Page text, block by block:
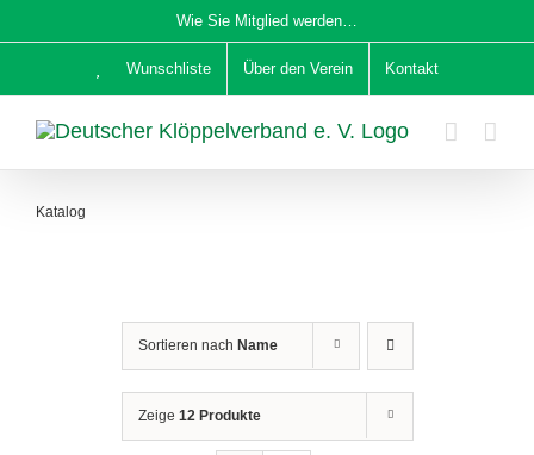
Inhalt
Wie Sie Mitglied werden…
Wunschliste Über den Verein Kontakt
Katalog
Sortieren nach Name
Zeige 12 Produkte